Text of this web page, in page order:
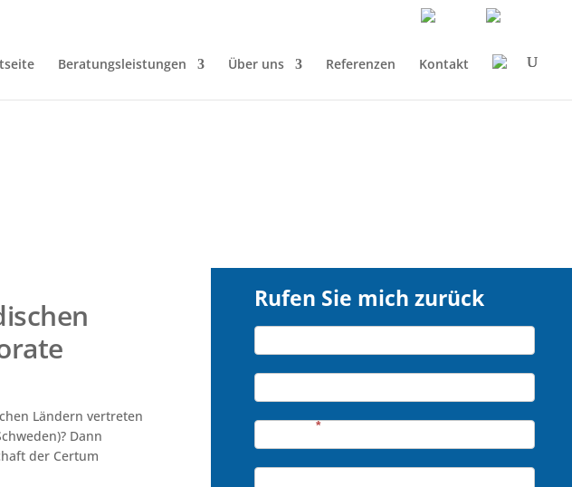
Beratungsleistungen Über uns Referenzen Kontakt
Ländern vertreten
Dann
der Certum
Rufen Sie mich zurück
-
German
Name*
Firma*
Telefon**
Email*